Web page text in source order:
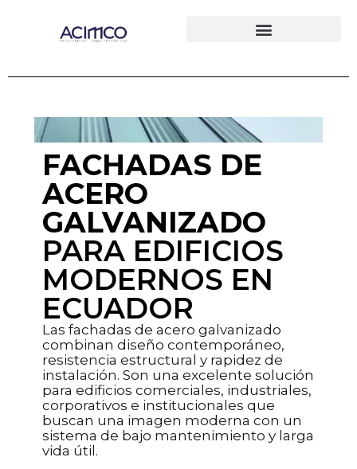
FACHADAS DE
ACERO
GALVANIZADO
PARA EDIFICIOS
MODERNOS EN
ECUADOR
Las fachadas de acero galvanizado
combinan diseño contemporáneo,
resistencia estructural y rapidez de
instalación. Son una excelente solución
para edificios comerciales, industriales,
corporativos e institucionales que
buscan una imagen moderna con un
sistema de bajo mantenimiento y larga
vida útil.